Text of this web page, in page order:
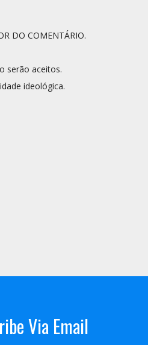
DO COMENTÁRIO.
serão aceitos.
ideológica.
Via Email